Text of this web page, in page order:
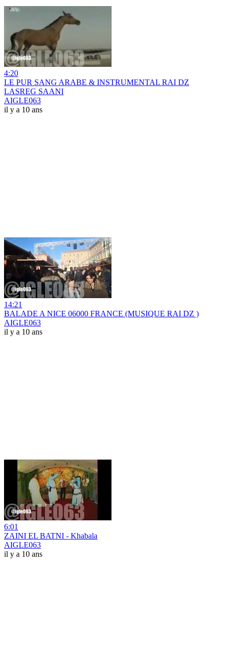
4:20
LE PUR SANG ARABE & INSTRUMENTAL RAI DZ
LASREG SAANI
AIGLE063
il y a 10 ans
14:21
BALADE A NICE 06000 FRANCE (MUSIQUE RAI DZ )
AIGLE063
il y a 10 ans
6:01
ZAINI EL BATNI - Khabala
AIGLE063
il y a 10 ans